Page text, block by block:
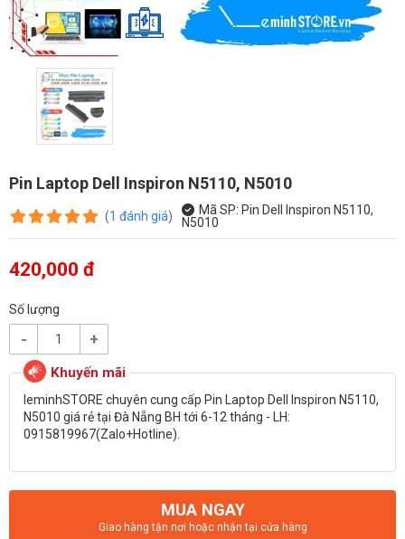
Pin Laptop Dell Inspiron N5110, N5010
(1 đánh giá) Mã SP: Pin Dell Inspiron N5110,
N5010
420,000 đ
Số lượng
- +
leminhSTORE chuyên cung cấp Pin Laptop Dell Inspiron N5110,
N5010 giá rẻ tại Đà Nẵng BH tới 6-12 tháng - LH:
0915819967(Zalo+Hotline).
MUA NGAY
Giao hàng tận nơi hoặc nhận tại cửa hàng